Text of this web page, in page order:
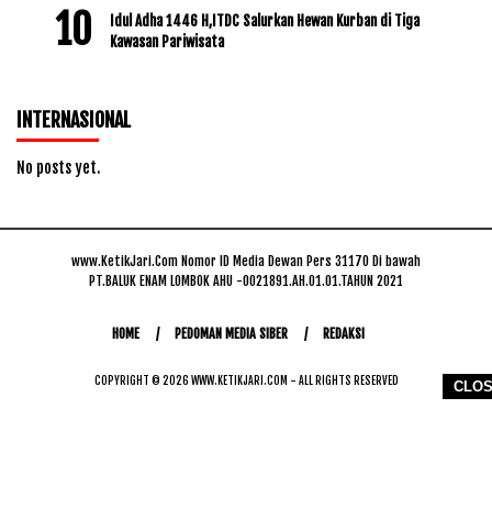
Idul Adha 1446 H,ITDC Salurkan Hewan Kurban di Tiga
Kawasan Pariwisata
INTERNASIONAL
No posts yet.
www.KetikJari.Com Nomor ID Media Dewan Pers 31170 Di bawah
PT.BALUK ENAM LOMBOK AHU -0021891.AH.01.01.TAHUN 2021
HOME PEDOMAN MEDIA SIBER REDAKSI
COPYRIGHT © 2026 WWW.KETIKJARI.COM - ALL RIGHTS RESERVED